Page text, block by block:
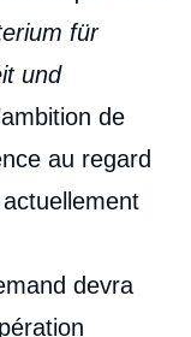
für
und
de
au regard
devra